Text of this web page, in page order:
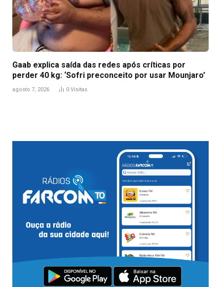
Gaab explica saída das redes após críticas por
perder 40 kg: ‘Sofri preconceito por usar Mounjaro’
agosto 7, 2026 0 Visitas